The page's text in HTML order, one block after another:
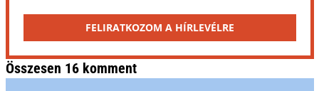
FELIRATKOZOM A HÍRLEVÉLRE
Összesen 16 komment